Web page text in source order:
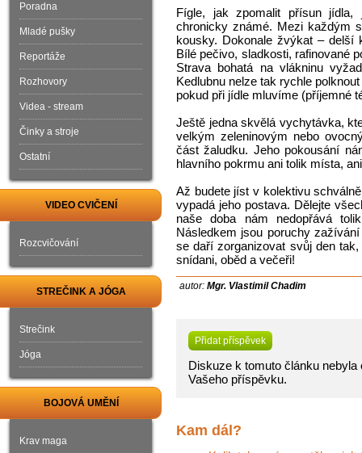
Fígle, jak zpomalit přísun
chronicky známé. Mezi každým
kousky. Dokonale žvýkat – delší
Bílé pečivo, sladkosti, rafinované
Strava bohatá na vlákninu
Kedlubnu nelze tak rychle
pokud při jídle mluvíme (příjemné
Ještě jedna skvělá vychytávka,
velkým zeleninovým nebo
část žaludku. Jeho pokousání
hlavního pokrmu ani tolik místa,
Až budete jíst v kolektivu
vypadá jeho postava. Dělejte
naše doba nám nedopřává
Následkem jsou poruchy
se daří zorganizovat svůj den
snídani, oběd a večeři!
autor: Mgr. Vlastimil Chadim
Přidat příspěvek
Diskuze k tomuto článku
Vašeho příspěvku.
Kam dál?
Poradna
Mladé pušky
Reportáže
Rozhovory
Videa - stream
Činky a stroje
Ostatní
VIDEO CVIČENÍ
Rozcvičování
STREČINK A JÓGA
Strečink
Jóga
BOJOVÁ UMĚNÍ
Krav maga